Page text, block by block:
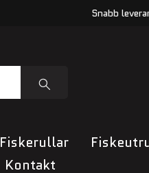
Snabb
Fiskerullar
Kontakt